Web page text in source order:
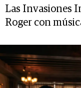
Las Invasiones
Roger con